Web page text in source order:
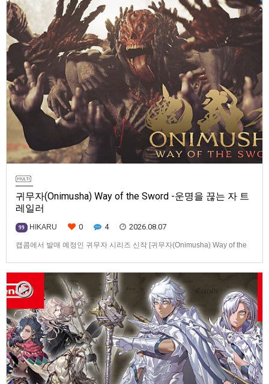
귀무자(Onimusha) Way of the Sword -운명을 끊는 자 트
레일러
99 HIKARU 0 4 2026.08.07
캡콤에서 발매 예정인 귀무자 시리즈 신작 [귀무자(Onimusha) Way of the